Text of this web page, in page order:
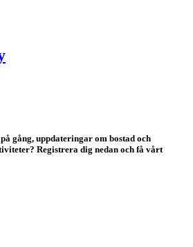
gång, uppdateringar om bostad och
Registrera dig nedan och få vårt